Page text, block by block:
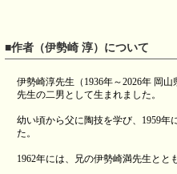
■作者（伊勢崎 淳）について
伊勢崎淳先生（1936年～2026年 岡
先生の二男として生まれました。
幼い頃から父に陶技を学び、1959年
た。
1962年には、兄の伊勢崎満先生とと